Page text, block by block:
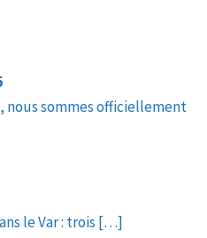
nous sommes officiellement
le Var : trois […]